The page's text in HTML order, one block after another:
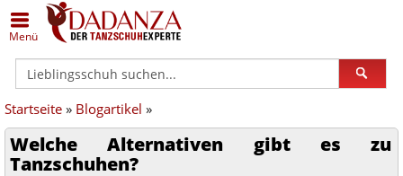
Menü
Zurück
Alle Damenschuhe
Geschlossene Schuhe
Offene Schuhe
Zurück
Schuhe in Silber
Schuhe in Bronze/Kupfer
Schuhe in Schwarz
Zurück
Anna Kern
Bleyer
Bloch
Zurück
Alle Herrenschuhe
Klassische Herrenschuhe
Sneaker
Zurück
Schuhe in Übergrößen
Schuhe (breit)
Schuhe (schmal)
Zurück
Dance Art
Diamant
Merlet
Startseite » Blogartikel »
Welche Alternativen gibt es zu
Tanzschuhen?